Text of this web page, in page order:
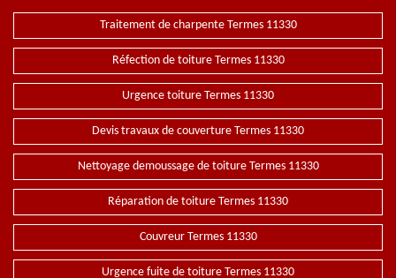
Traitement de charpente Termes 11330
Réfection de toiture Termes 11330
Urgence toiture Termes 11330
Devis travaux de couverture Termes 11330
Nettoyage demoussage de toiture Termes 11330
Réparation de toiture Termes 11330
Couvreur Termes 11330
Urgence fuite de toiture Termes 11330